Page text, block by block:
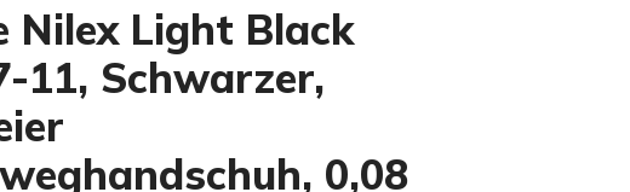
Nilex Light Black
11, Schwarzer,
0,08